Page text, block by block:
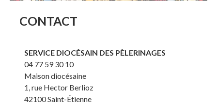
CONTACT
SERVICE DIOCÉSAIN DES PÈLERINAGES
04 77 59 30 10
Maison diocésaine
1, rue Hector Berlioz
42100Saint-Étienne